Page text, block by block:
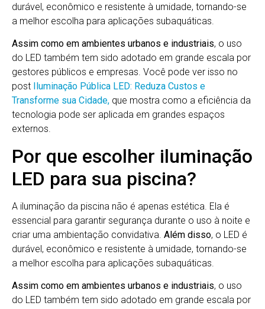
durável, econômico e resistente à umidade, tornando-se
a melhor escolha para aplicações subaquáticas.
Assim como em ambientes urbanos e industriais, o uso
do LED também tem sido adotado em grande escala por
gestores públicos e empresas. Você pode ver isso no
post
Iluminação Pública LED: Reduza Custos e
Transforme sua Cidade, que mostra como a eficiência da
tecnologia pode ser aplicada em grandes espaços
externos.
Por que escolher iluminação
LED para sua piscina?
A iluminação da piscina não é apenas estética. Ela é
essencial para garantir segurança durante o uso à noite e
criar uma ambientação convidativa. Além disso, o LED é
durável, econômico e resistente à umidade, tornando-se
a melhor escolha para aplicações subaquáticas.
Assim como em ambientes urbanos e industriais, o uso
do LED também tem sido adotado em grande escala por